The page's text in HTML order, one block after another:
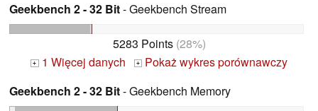
Geekbench 2 - 32 Bit- Geekbench Stream
5283 Points(28%)
+ 1 Więcej danych +
Pokaż wykres porównawczy
Geekbench 2 - 32 Bit- Geekbench Memory